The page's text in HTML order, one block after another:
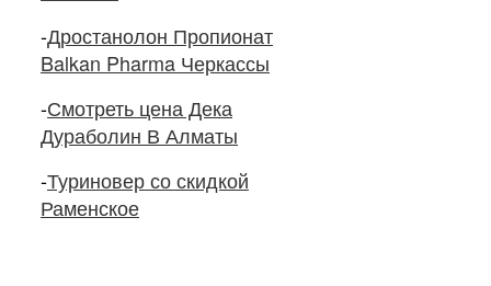
-Дростанолон Пропионат
Balkan Pharma Черкассы
-Смотреть цена Дека
Дураболин В Алматы
-Туриновер со скидкой
Раменское